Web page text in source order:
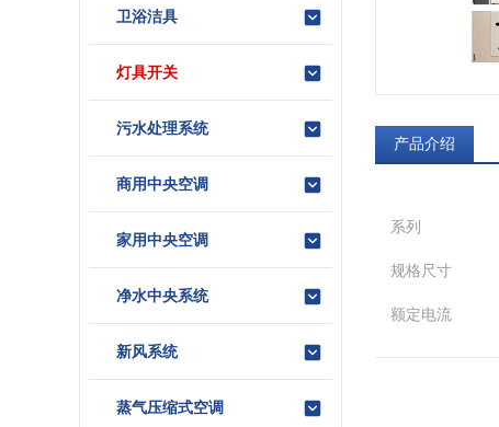
卫浴洁具
灯具开关
污水处理系统
商用中央空调
家用中央空调
净水中央系统
新风系统
蒸气压缩式空调
产品介绍
系列
规格尺寸
额定电流
面板材质